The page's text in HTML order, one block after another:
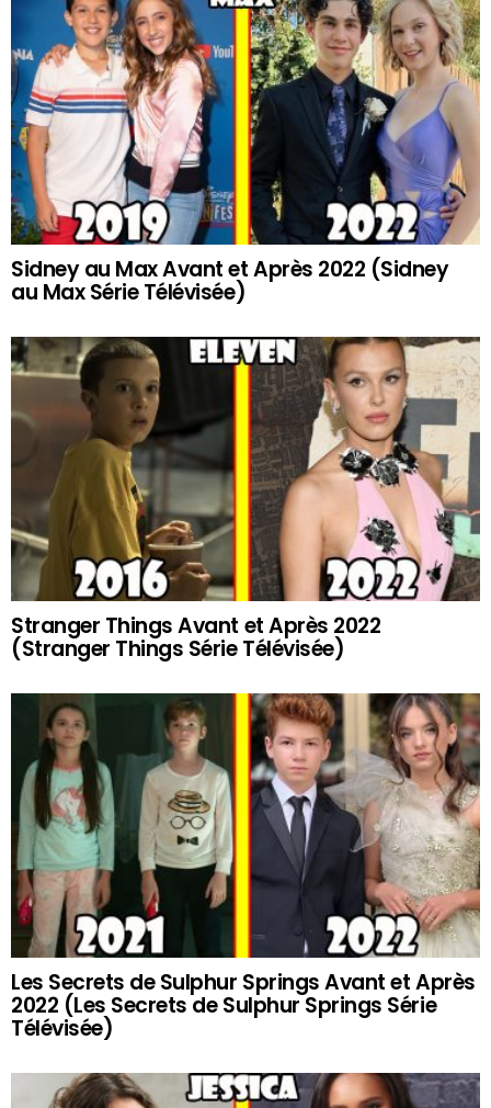
Sidney au Max Avant et Après 2022 (Sidney
au Max Série Télévisée)
Stranger Things Avant et Après 2022
(Stranger Things Série Télévisée)
Les Secrets de Sulphur Springs Avant et Après
2022 (Les Secrets de Sulphur Springs Série
Télévisée)